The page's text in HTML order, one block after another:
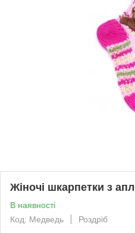
Жіночі шкарпетки з
В наявності
Код: Медведь
Роздріб